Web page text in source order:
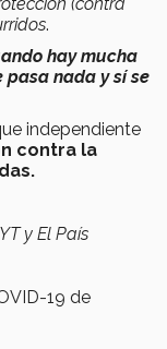
(contra
.
hay mucha
pasa nada y sí se
independiente
contra la
y El País
19 de